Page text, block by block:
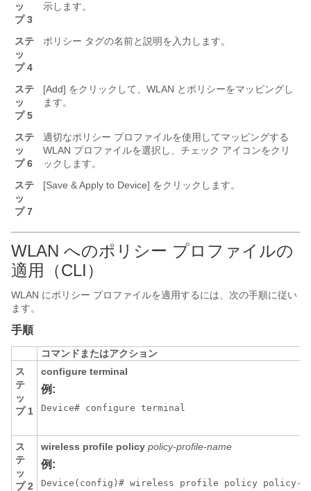
ッ
プ 3
示します。
ステ
ッ
プ 4
ポリシー タグの名前と説明を入力します。
ステ
ッ
プ 5
[Add] をクリックして、WLAN とポリシーをマッピングし
ます。
ステ
ッ
プ 6
適切なポリシー プロファイルを使用してマッピングする
WLAN プロファイルを選択し、チェック アイコンをクリ
ックします。
ステ
ッ
プ 7
[Save & Apply to Device] をクリックします。
WLAN へのポリシー プロファイルの
適用（CLI）
WLAN にポリシー プロファイルを適用するには、次の手順に従い
ます。
手順
コマンドまたはアクション
ス
テ
ッ
プ 1
configure terminal
例:
Device# configure terminal
ス
テ
ッ
プ 2
wireless profile policy policy-profile-name
例:
Device(config)# wireless profile policy policy-